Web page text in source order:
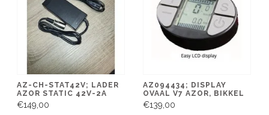
AZ-CH-STAT42V; LADER
AZOR STATIC 42V-2A
€149,00
AZ094434; DISPLAY
OVAAL V7 AZOR, BIKKEL
€139,00